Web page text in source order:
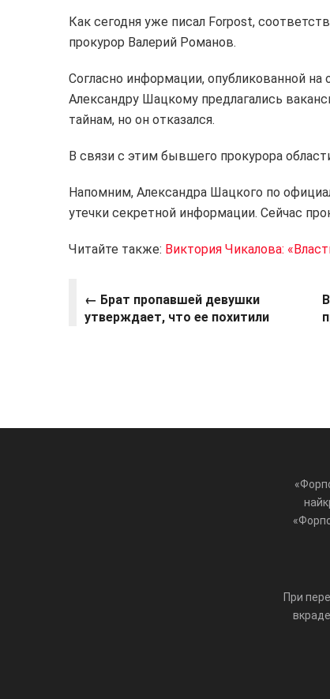
Как сегодня уже писал Forpost,
прокурор Валерий Романов.
Согласно информации, опубликованной
Александру Шацкому предлагались
тайнам, но он отказался.
В связи с этим бывшего прокурора
Напомним, Александра Шацкого по
утечки секретной информации. Сейчас
Читайте также: Виктория Чикалова:
← Брат пропавшей девушки
утверждает, что ее похитили
При